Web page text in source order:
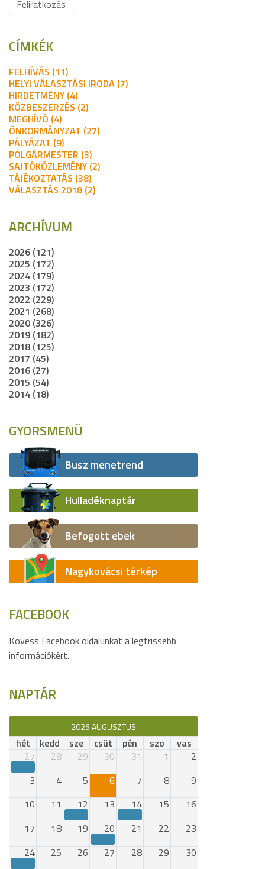
Feliratkozás
CÍMKÉK
FELHÍVÁS (11)
HELYI VÁLASZTÁSI IRODA (7)
HIRDETMÉNY (4)
KÖZBESZERZÉS (2)
MEGHÍVÓ (4)
ÖNKORMÁNYZAT (27)
PÁLYÁZAT (9)
POLGÁRMESTER (3)
SAJTÓKÖZLEMÉNY (2)
TÁJÉKOZTATÁS (38)
VÁLASZTÁS 2018 (2)
ARCHÍVUM
2026 (121)
2025 (172)
2024 (179)
2023 (172)
2022 (229)
2021 (268)
2020 (326)
2019 (182)
2018 (125)
2017 (45)
2016 (27)
2015 (54)
2014 (18)
GYORSMENÜ
Busz menetrend
Hulladéknaptár
Befogott ebek
Nagykovácsi térkép
FACEBOOK
Kövess Facebook oldalunkat a legfrissebb
információkért.
NAPTÁR
2026 AUGUSZTUS
hét kedd sze csüt pén szo
vas
27
28 29 30 31 1
2
3
4 5 6 7 8
9
10
11 12 13 14 15
16
17
18 19 20 21 22
23
24
25 26 27 28 29
30